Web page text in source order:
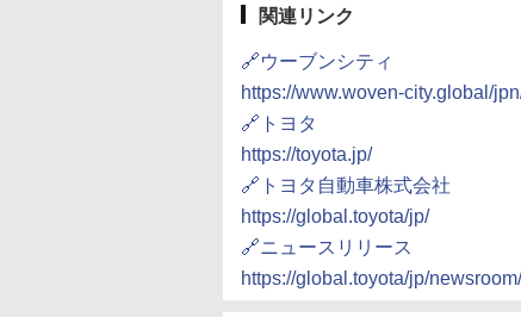
関連リンク
🔗ウーブンシティ
https://www.woven-city.global/
🔗トヨタ
https://toyota.jp/
🔗トヨタ自動車株式会社
https://global.toyota/jp/
🔗ニュースリリース
https://global.toyota/jp/